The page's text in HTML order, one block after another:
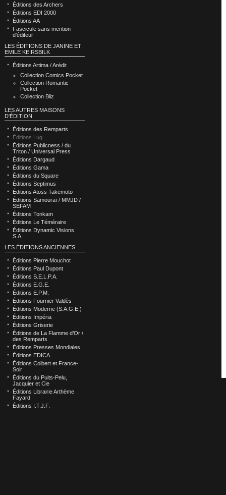
Éditions des Archers
Éditions EDI 2000
Éditions AA
Fascicule sans mention
d’éditeur
LES ÉDITIONS DE JANINE ET
EMILE KEIRSBILK
Éditions Artima / Arédit
Collection Comics Pocket
Collection Romantic
Pocket
Collection Bliz
LES AUTRES MAISONS
D'ÉDITION
Éditions des Remparts
Éditions Lug
Éditions Publicness / du
Triton / Universal Press
Éditions Dargaud
Éditions Gama
Éditions du Square
Éditions Septimus
Éditions Atoss Takemoto
Éditions Samouraï / MMJD /
SEFAM
Éditions Tonkam
Éditions Le Téméraire
Éditions Dynamic Visions
S.A.
LES ÉDITIONS ANCIENNES
Éditions Pierre Mouchot
Éditions Paul Dupont
Éditions S.E.L.P.A.
Éditions E.G.E.
Éditions E.P.M.
Éditions Fournier Valdès
Éditions Moderne (S.A.G.E.)
Éditions Impéria
Éditions Griserie
Éditions de La Flamme d’Or /
des Remparts
Éditions Presses Mondiales
Éditions EDICA
Éditions Colbert et France-
Soir
Éditions du Puits-Pelu,
Jacquier et Cie
Éditions Librairie Arthème
Fayard
Éditions I.T.J.F.